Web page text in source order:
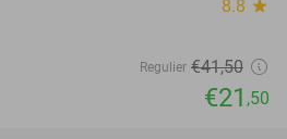
8.8 star
Regulier €41,50
€21 ,50